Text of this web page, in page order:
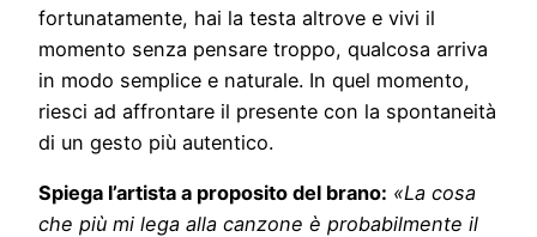
fortunatamente, hai la testa altrove e vivi il
momento senza pensare troppo, qualcosa arriva
in modo semplice e naturale. In quel momento,
riesci ad affrontare il presente con la spontaneità
di un gesto più autentico.
Spiega l’artista a proposito del brano: «La cosa
che più mi lega alla canzone è probabilmente il